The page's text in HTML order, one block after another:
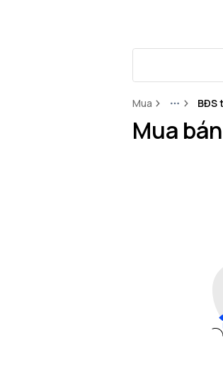
Mua MoreBĐS
Mua